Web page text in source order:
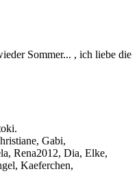
Sommer... , ich liebe die
, Gabi,
, Rena2012, Dia, Elke,
, Kaeferchen,